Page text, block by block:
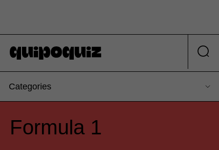
Categories
Formula 1